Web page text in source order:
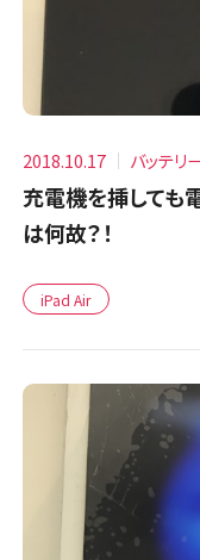
2018.10.17 バッテリ
充電機を挿しても
は何故？！
iPad Air